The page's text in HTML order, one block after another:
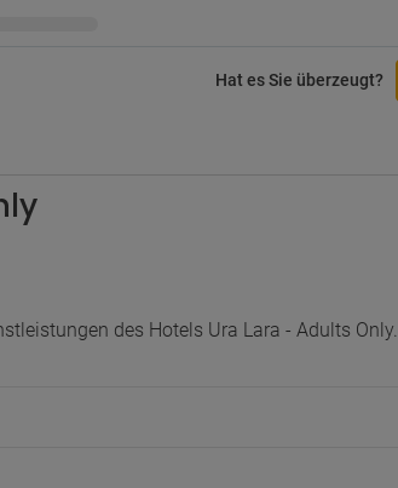
Hat es Sie überzeugt?
des Hotels Ura Lara - Adults Only.